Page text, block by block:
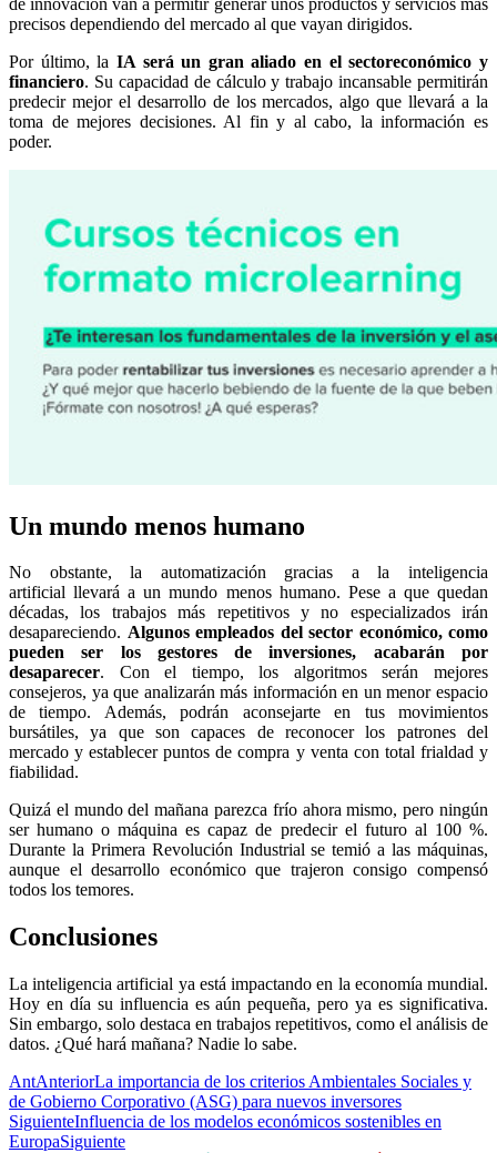
precisos dependiendo del mercado al que vayan dirigidos.
Por último, la IA será un gran aliado en el sectoreconómico y
financiero. Su capacidad de cálculo y trabajo incansable permitirán
predecir mejor el desarrollo de los mercados, algo que llevará a la
toma de mejores decisiones. Al fin y al cabo, la información es
poder.
Un mundo menos humano
No obstante, la automatización gracias a la inteligencia
artificial llevará a un mundo menos humano. Pese a que quedan
décadas, los trabajos más repetitivos y no especializados irán
desapareciendo. Algunos empleados del sector económico, como
pueden ser los gestores de inversiones, acabarán por
desaparecer. Con el tiempo, los algoritmos serán mejores
consejeros, ya que analizarán más información en un menor espacio
de tiempo. Además, podrán aconsejarte en tus movimientos
bursátiles, ya que son capaces de reconocer los patrones del
mercado y establecer puntos de compra y venta con total frialdad y
fiabilidad.
Quizá el mundo del mañana parezca frío ahora mismo, pero ningún
ser humano o máquina es capaz de predecir el futuro al 100 %.
Durante la Primera Revolución Industrial se temió a las máquinas,
aunque el desarrollo económico que trajeron consigo compensó
todos los temores.
Conclusiones
La inteligencia artificial ya está impactando en la economía mundial.
Hoy en día su influencia es aún pequeña, pero ya es significativa.
Sin embargo, solo destaca en trabajos repetitivos, como el análisis de
datos. ¿Qué hará mañana? Nadie lo sabe.
AntAnteriorLa importancia de los criterios Ambientales Sociales y
de Gobierno Corporativo (ASG) para nuevos inversores
SiguienteInfluencia de los modelos económicos sostenibles en
EuropaSiguiente